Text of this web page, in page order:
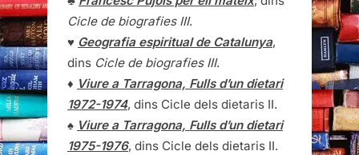
Cicle de biografies III.
♥ Geografia espiritual de Catalunya,
dins Cicle de biografies III.
♦ Viure a Tarragona, Fulls d’un dietari
1972-1974, dins Cicle dels dietaris II.
♠ Viure a Tarragona, Fulls d’un dietari
1975-1976, dins Cicle dels dietaris II.